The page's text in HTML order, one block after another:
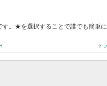
。★を選択することで誰でも簡単に
ト